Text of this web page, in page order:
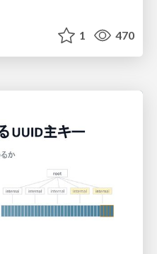
1 470